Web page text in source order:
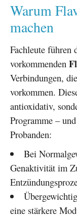
Warum
machen
Fachleute führen
vorkommenden
Verbindungen,
vorkommen.
antioxidativ,
Programme –
Probanden:
Bei
Genaktivität im
eine stärkere